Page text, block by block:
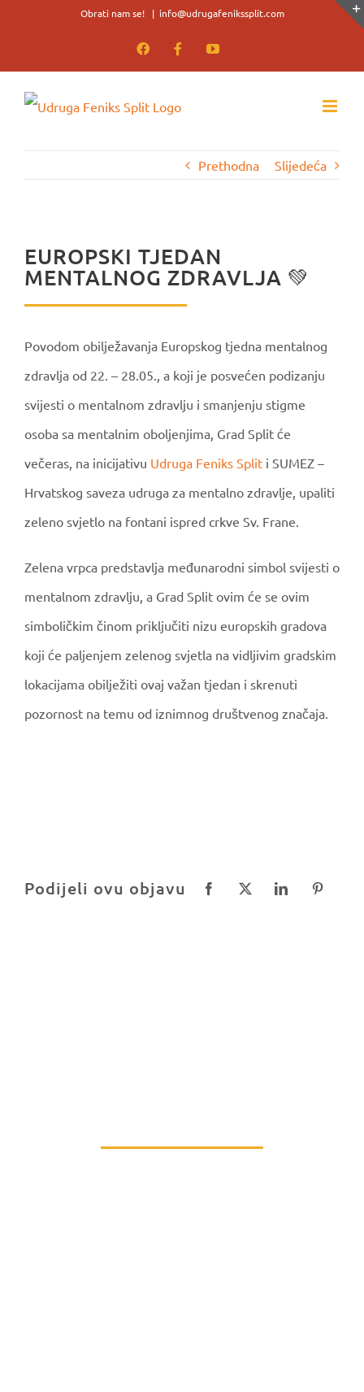
content
Obrati nam se! | info@udrugafenikssplit.com
FacebookFacebookYouTube
Prethodna Slijedeća
EUROPSKI TJEDAN
MENTALNOG ZDRAVLJA 💚
Povodom obilježavanja Europskog tjedna mentalnog
zdravlja od 22. – 28.05., a koji je posvećen podizanju
svijesti o mentalnom zdravlju i smanjenju stigme
osoba sa mentalnim oboljenjima, Grad Split će
večeras, na inicijativu Udruga Feniks Spliti SUMEZ –
Hrvatskog saveza udruga za mentalno zdravlje, upaliti
zeleno svjetlo na fontani ispred crkve Sv. Frane.
Zelena vrpca predstavlja međunarodni simbol svijesti o
mentalnom zdravlju, a Grad Split ovim će se ovim
simboličkim činom priključiti nizu europskih gradova
koji će paljenjem zelenog svjetla na vidljivim gradskim
lokacijama obilježiti ovaj važan tjedan i skrenuti
pozornost na temu od iznimnog društvenog značaja.
Podijeli ovu objavu